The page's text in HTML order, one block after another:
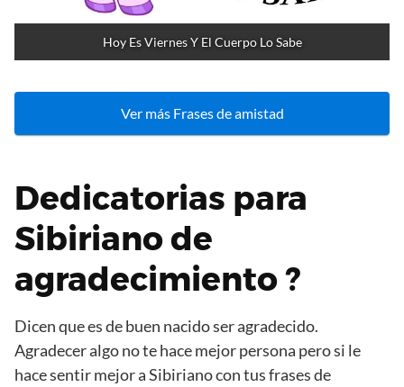
Hoy Es Viernes Y El Cuerpo Lo Sabe
Ver más Frases de amistad
Dedicatorias para
Sibiriano de
agradecimiento ?
Dicen que es de buen nacido ser agradecido.
Agradecer algo no te hace mejor persona pero si le
hace sentir mejor a Sibiriano con tus frases de